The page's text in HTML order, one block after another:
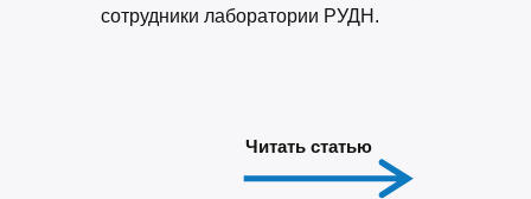
сотрудники лаборатории РУДН.
Читать статью